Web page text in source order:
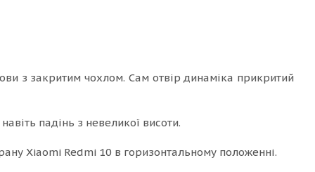
з закритим чохлом. Сам отвір динаміка прикритий
падінь з невеликої висоти.
Xiaomi Redmi 10 в горизонтальному положенні.